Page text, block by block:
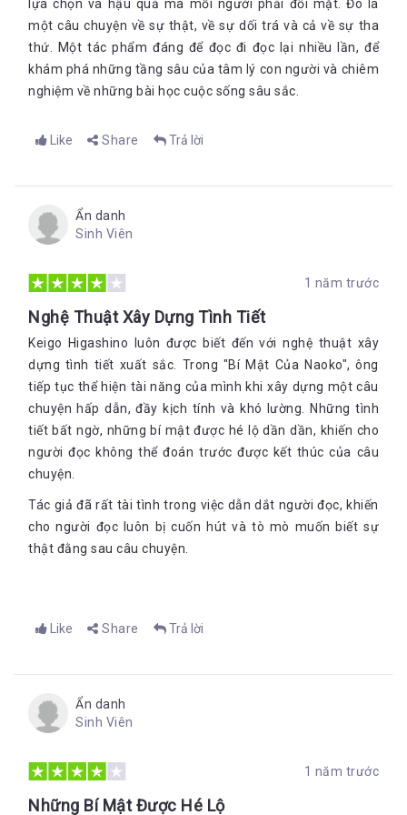
lựa chọn và hậu quả mà mỗi người phải đối mặt. Đó là
một câu chuyện về sự thật, về sự dối trá và cả về sự tha
thứ. Một tác phẩm đáng để đọc đi đọc lại nhiều lần, để
khám phá những tầng sâu của tâm lý con người và chiêm
nghiệm về những bài học cuộc sống sâu sắc.
Like Share Trả lời
Ẩn danh
Sinh Viên
1 năm trước
Nghệ Thuật Xây Dựng Tình Tiết
Keigo Higashino luôn được biết đến với nghệ thuật xây
dựng tình tiết xuất sắc. Trong "Bí Mật Của Naoko", ông
tiếp tục thể hiện tài năng của mình khi xây dựng một câu
chuyện hấp dẫn, đầy kịch tính và khó lường. Những tình
tiết bất ngờ, những bí mật được hé lộ dần dần, khiến cho
người đọc không thể đoán trước được kết thúc của câu
chuyện.
Tác giả đã rất tài tình trong việc dẫn dắt người đọc, khiến
cho người đọc luôn bị cuốn hút và tò mò muốn biết sự
thật đằng sau câu chuyện.
Like Share Trả lời
Ẩn danh
Sinh Viên
1 năm trước
Những Bí Mật Được Hé Lộ